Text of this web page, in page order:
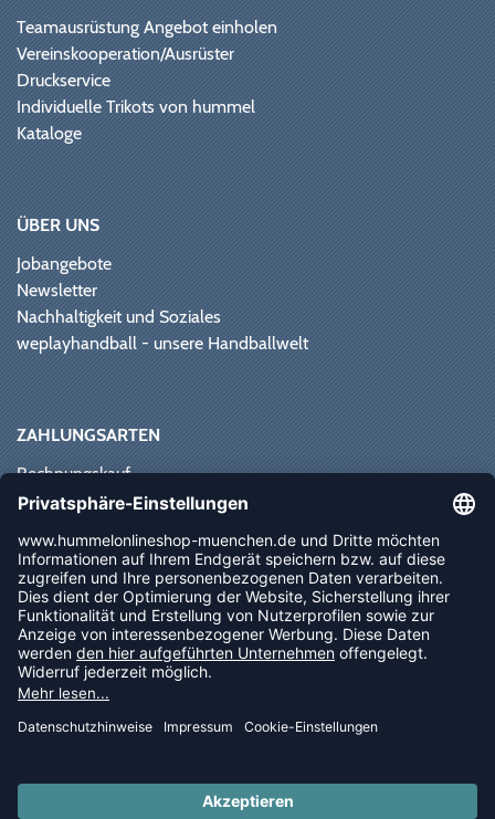
Teamausrüstung Angebot einholen
Vereinskooperation/Ausrüster
Druckservice
Individuelle Trikots von hummel
Kataloge
ÜBER UNS
Jobangebote
Newsletter
Nachhaltigkeit und Soziales
weplayhandball - unsere Handballwelt
ZAHLUNGSARTEN
Rechnungskauf
Paypal
Vorkasse
Sofortüberweisung
NEWSLETTER